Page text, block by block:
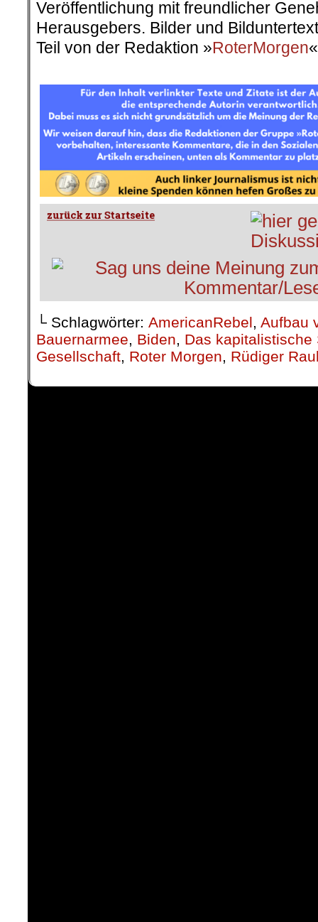
Veröffentlichung mit freundlicher
Herausgebers. Bilder und
Teil von der Redaktion »RoterMorgen
└ Schlagwörter: AmericanRebel, Aufbau
Bauernarmee, Biden, Das kapitalistische
Gesellschaft, Roter Morgen, Rüdiger